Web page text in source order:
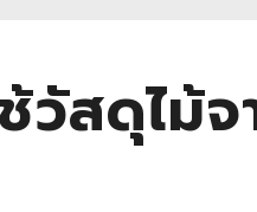
วัสดุไม้จ